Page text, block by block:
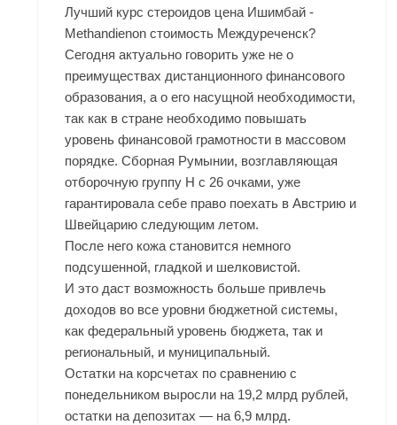
Лучший курс стероидов цена Ишимбай -
Methandienon стоимость Междуреченск?
Сегодня актуально говорить уже не о
преимуществах дистанционного финансового
образования, а о его насущной необходимости,
так как в стране необходимо повышать
уровень финансовой грамотности в массовом
порядке. Сборная Румынии, возглавляющая
отборочную группу Н с 26 очками, уже
гарантировала себе право поехать в Австрию и
Швейцарию следующим летом.
После него кожа становится немного
подсушенной, гладкой и шелковистой.
И это даст возможность больше привлечь
доходов во все уровни бюджетной системы,
как федеральный уровень бюджета, так и
региональный, и муниципальный.
Остатки на корсчетах по сравнению с
понедельником выросли на 19,2 млрд рублей,
остатки на депозитах — на 6,9 млрд.